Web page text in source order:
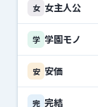
女 女主人公
学 学園モノ
安 安価
完 完結